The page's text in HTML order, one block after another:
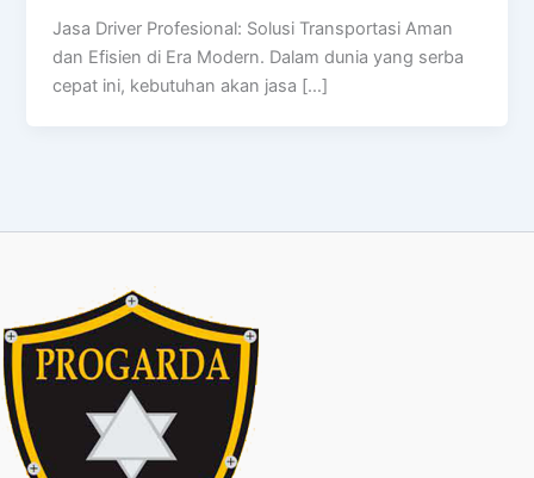
Jasa Driver Profesional: Solusi Transportasi Aman
dan Efisien di Era Modern. Dalam dunia yang serba
cepat ini, kebutuhan akan jasa […]